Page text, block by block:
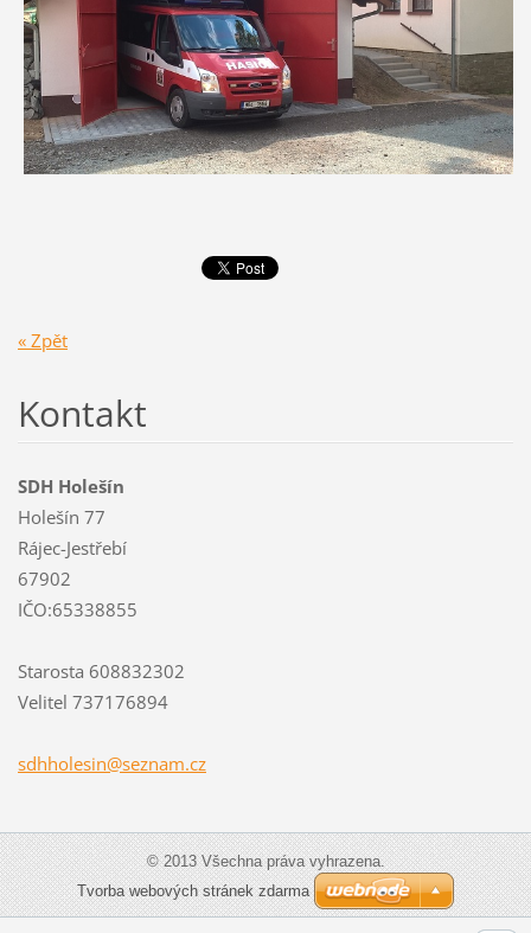
« Zpět
Kontakt
SDH Holešín
Holešín 77
Rájec-Jestřebí
67902
IČO:65338855
Starosta 608832302
Velitel 737176894
sdhholesin@seznam.cz
© 2013 Všechna práva vyhrazena.
Tvorba webových stránek zdarma